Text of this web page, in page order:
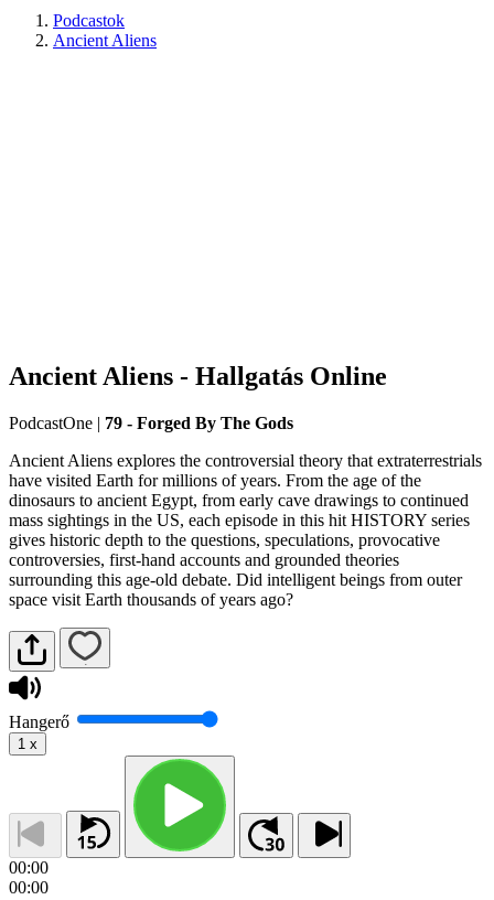
Podcastok
Ancient Aliens
Ancient Aliens - Hallgatás Online
PodcastOne | 79 - Forged By The Gods
Ancient Aliens explores the controversial theory that extraterrestrials
have visited Earth for millions of years. From the age of the
dinosaurs to ancient Egypt, from early cave drawings to continued
mass sightings in the US, each episode in this hit HISTORY series
gives historic depth to the questions, speculations, provocative
controversies, first-hand accounts and grounded theories
surrounding this age-old debate. Did intelligent beings from outer
space visit Earth thousands of years ago?
Hangerő
1 x
00:00
00:00